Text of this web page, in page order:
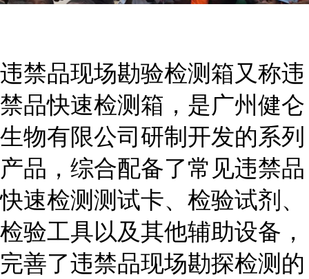
违禁品现场勘验检测箱又称违
禁品快速检测箱，是广州健仑
生物有限公司研制开发的系列
产品，综合配备了常见违禁品
快速检测测试卡、检验试剂、
检验工具以及其他辅助设备，
完善了违禁品现场勘探检测的